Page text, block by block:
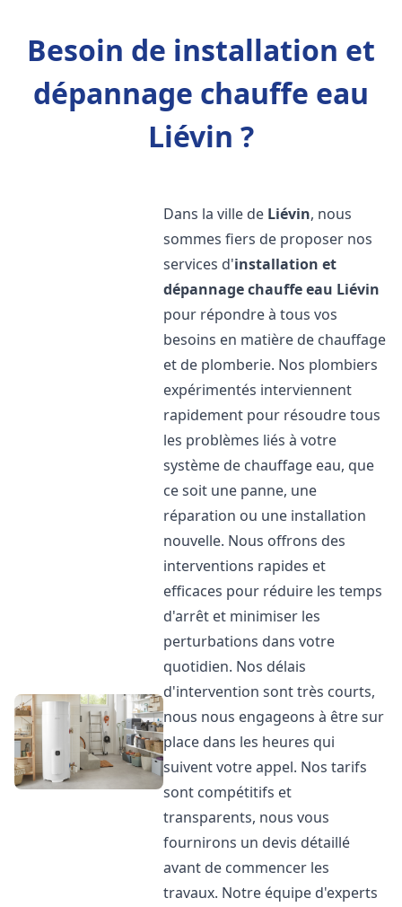
Besoin de installation et
dépannage chauffe eau
Liévin ?
Dans la ville de Liévin, nous
sommes fiers de proposer nos
services d'installation et
dépannage chauffe eau Liévin
pour répondre à tous vos
besoins en matière de chauffage
et de plomberie. Nos plombiers
expérimentés interviennent
rapidement pour résoudre tous
les problèmes liés à votre
système de chauffage eau, que
ce soit une panne, une
réparation ou une installation
nouvelle. Nous offrons des
interventions rapides et
efficaces pour réduire les temps
d'arrêt et minimiser les
perturbations dans votre
quotidien. Nos délais
d'intervention sont très courts,
nous nous engageons à être sur
place dans les heures qui
suivent votre appel. Nos tarifs
sont compétitifs et
transparents, nous vous
fournirons un devis détaillé
avant de commencer les
travaux. Notre équipe d'experts